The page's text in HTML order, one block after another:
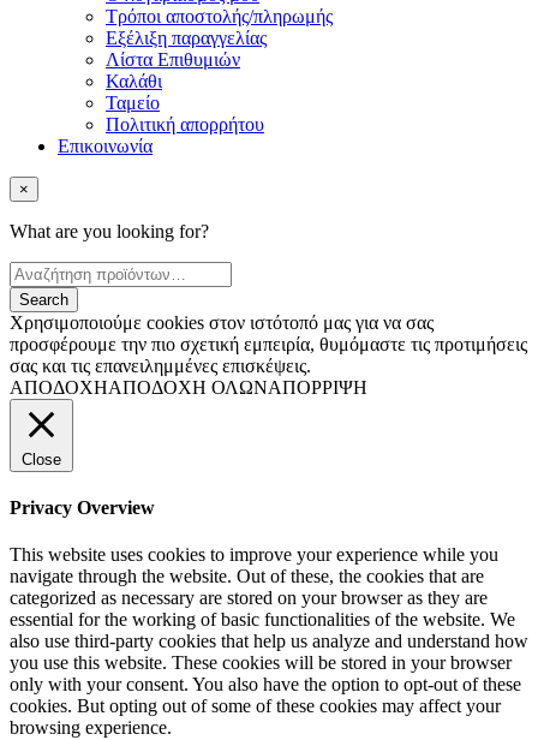
Τρόποι αποστολής/πληρωμής
Εξέλιξη παραγγελίας
Λίστα Επιθυμιών
Καλάθι
Ταμείο
Πολιτική απορρήτου
Επικοινωνία
×
What are you looking for?
Χρησιμοποιούμε cookies στον ιστότοπό μας για να σας
προσφέρουμε την πιο σχετική εμπειρία, θυμόμαστε τις προτιμήσεις
σας και τις επανειλημμένες επισκέψεις.
ΑΠΟΔΟΧΗΑΠΟΔΟΧΗ ΟΛΩΝΑΠΟΡΡΙΨΗ
Close
Privacy Overview
This website uses cookies to improve your experience while you
navigate through the website. Out of these, the cookies that are
categorized as necessary are stored on your browser as they are
essential for the working of basic functionalities of the website. We
also use third-party cookies that help us analyze and understand how
you use this website. These cookies will be stored in your browser
only with your consent. You also have the option to opt-out of these
cookies. But opting out of some of these cookies may affect your
browsing experience.